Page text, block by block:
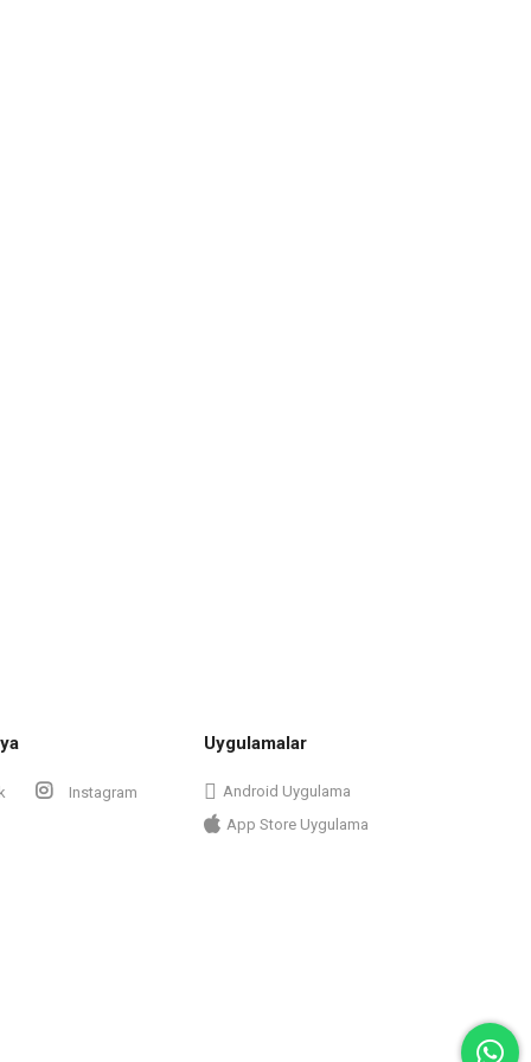
Instagram
Uygulamalar
Android Uygulama
App Store Uygulama